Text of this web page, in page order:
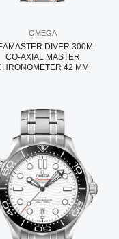
OMEGA
DIVER 300M
CO‑AXIAL MASTER
42 MM